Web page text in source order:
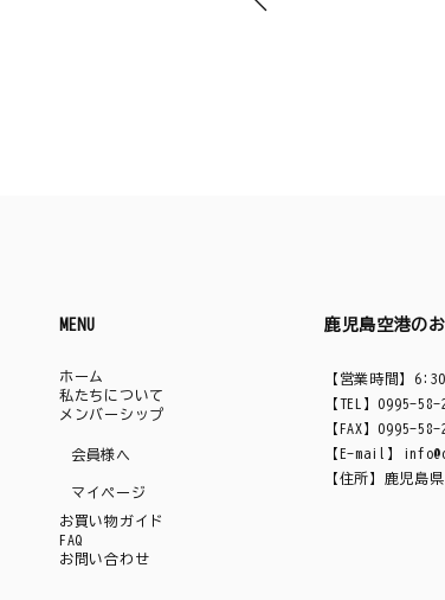
鹿児島空港の
【営業時間】
【TEL】0995-58-
【FAX】0995-58-
【E-mail】
【住所】鹿児島
MENU
ホーム
私たちについて
メンバーシップ
会員様へ
マイページ
お買い物ガイド
FAQ
お問い合わせ